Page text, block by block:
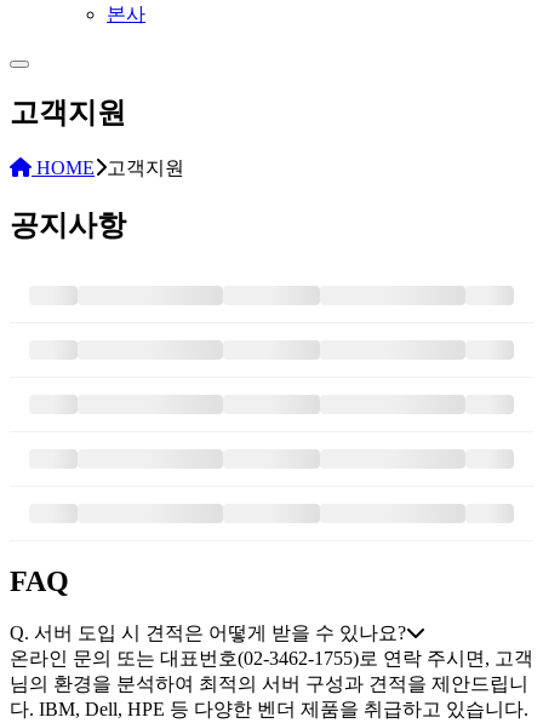
본사
고객지원
HOME 고객지원
공지사항
FAQ
Q. 서버 도입 시 견적은 어떻게 받을 수 있나요?
온라인 문의 또는 대표번호(02-3462-1755)로 연락 주시면, 고객
님의 환경을 분석하여 최적의 서버 구성과 견적을 제안드립니
다. IBM, Dell, HPE 등 다양한 벤더 제품을 취급하고 있습니다.